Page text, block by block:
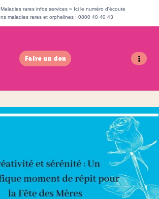
rares infos services » Ici le numéro d'écoute
maladies rares et orphelines : 0800 40 40 43
Faire un don